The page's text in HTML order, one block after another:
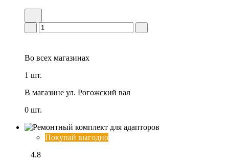
Во всех магазинах
1 шт.
В магазине ул. Рогожский вал
0 шт.
Покупай выгодно
4.8